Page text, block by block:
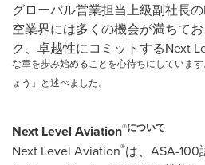
グローバル営業担当上級副社長
空業界には多くの機会が満ちて
ク、卓越性にコミットするNext
な章を歩み始めることを心待ちにしていま
ょう」と述べました。
Next Level Aviation®について
Next Level Aviation®は、ASA-